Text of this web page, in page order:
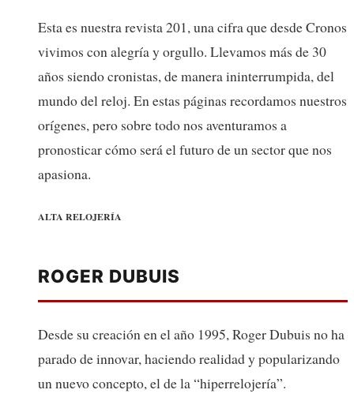
Esta es nuestra revista 201, una cifra que desde Cronos
vivimos con alegría y orgullo. Llevamos más de 30
años siendo cronistas, de manera ininterrumpida, del
mundo del reloj. En estas páginas recordamos nuestros
orígenes, pero sobre todo nos aventuramos a
pronosticar cómo será el futuro de un sector que nos
apasiona.
ALTA RELOJERÍA
ROGER DUBUIS
Desde su creación en el año 1995, Roger Dubuis no ha
parado de innovar, haciendo realidad y popularizando
un nuevo concepto, el de la “hiperrelojería”.